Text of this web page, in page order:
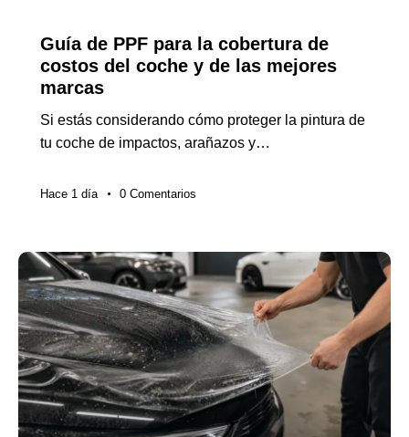
Guía de PPF para la cobertura de
costos del coche y de las mejores
marcas
Si estás considerando cómo proteger la pintura de
tu coche de impactos, arañazos y…
Hace 1 día 0 Comentarios